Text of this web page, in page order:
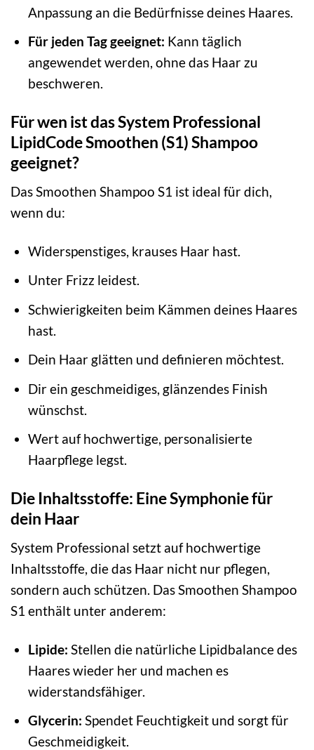
Anpassung an die Bedürfnisse deines Haares.
Für jeden Tag geeignet: Kann täglich
angewendet werden, ohne das Haar zu
beschweren.
Für wen ist das System Professional
LipidCode Smoothen (S1) Shampoo
geeignet?
Das Smoothen Shampoo S1 ist ideal für dich,
wenn du:
Widerspenstiges, krauses Haar hast.
Unter Frizz leidest.
Schwierigkeiten beim Kämmen deines Haares
hast.
Dein Haar glätten und definieren möchtest.
Dir ein geschmeidiges, glänzendes Finish
wünschst.
Wert auf hochwertige, personalisierte
Haarpflege legst.
Die Inhaltsstoffe: Eine Symphonie für
dein Haar
System Professional setzt auf hochwertige
Inhaltsstoffe, die das Haar nicht nur pflegen,
sondern auch schützen. Das Smoothen Shampoo
S1 enthält unter anderem:
Lipide: Stellen die natürliche Lipidbalance des
Haares wieder her und machen es
widerstandsfähiger.
Glycerin: Spendet Feuchtigkeit und sorgt für
Geschmeidigkeit.